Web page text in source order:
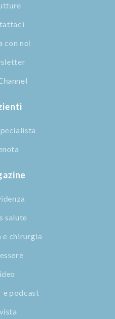
con noi
salute
e chirurgia
e podcast